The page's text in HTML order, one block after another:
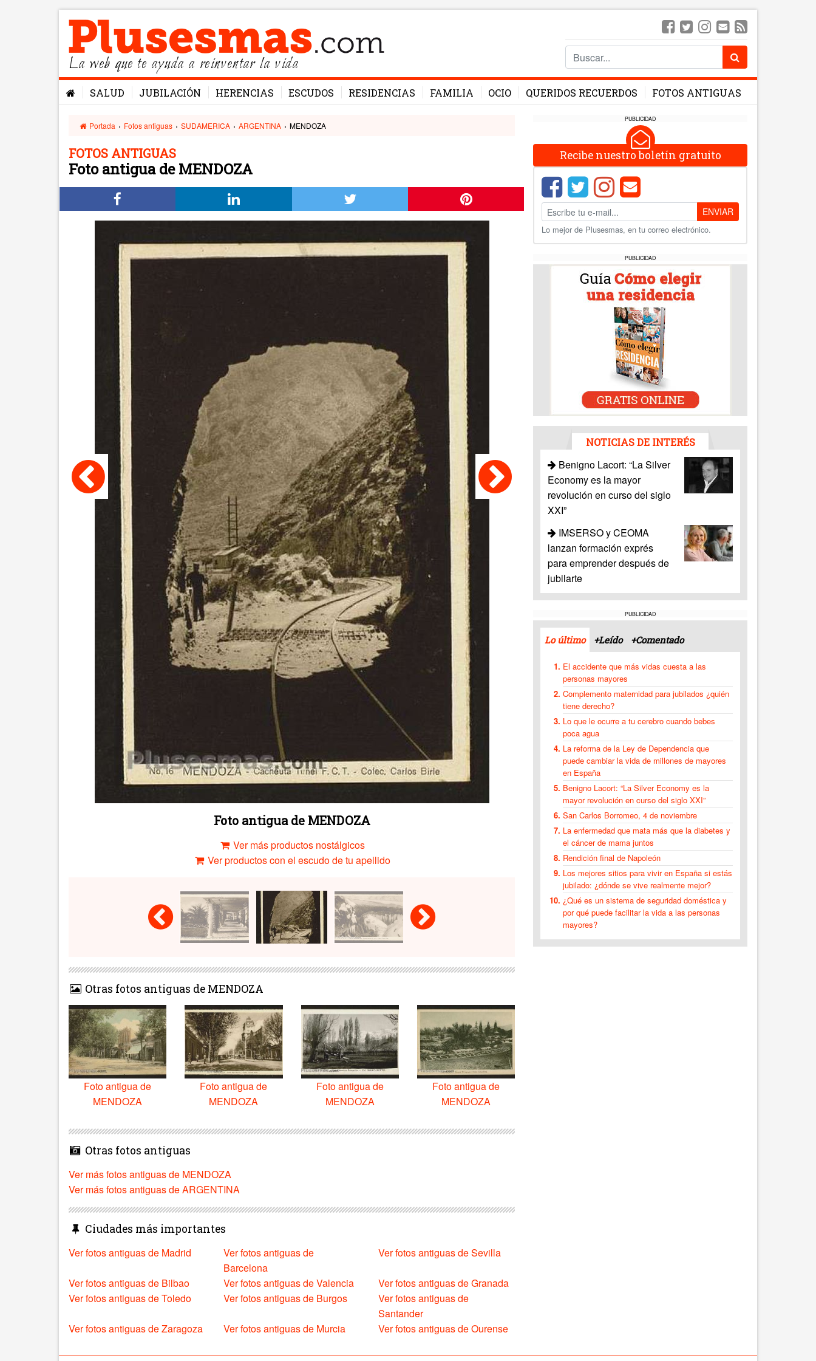
La web que te ayuda a reinventar la vida
SALUD JUBILACIÓN HERENCIAS ESCUDOS RESIDENCIAS FAMILIA OCIO QUERIDOS RECUERDOS FOTOS ANTIGUAS
Portada › Fotos antiguas › SUDAMERICA › ARGENTINA › MENDOZA
FOTOS ANTIGUAS
Foto antigua de MENDOZA
Foto antigua de MENDOZA
Ver más productos nostálgicos
Ver productos con el escudo de tu apellido
Otras fotos antiguas de MENDOZA
Foto antigua de
MENDOZA
Foto antigua de
MENDOZA
Foto antigua de
MENDOZA
Foto antigua de
MENDOZA
Otras fotos antiguas
Ver más fotos antiguas de MENDOZA
Ver más fotos antiguas de ARGENTINA
Ciudades más importantes
Ver fotos antiguas de Madrid
Ver fotos antiguas de
Barcelona
Ver fotos antiguas de Sevilla
Ver fotos antiguas de Bilbao Ver fotos antiguas de Valencia
Ver fotos antiguas de Granada
Ver fotos antiguas de Toledo
Ver fotos antiguas de Burgos
Ver fotos antiguas de
Santander
Ver fotos antiguas de Zaragoza
Ver fotos antiguas de Murcia Ver fotos antiguas de Ourense
PUBLICIDAD
Recibe nuestro boletín gratuito
ENVIAR
Lo mejor de Plusesmas, en tu correo electrónico.
PUBLICIDAD
NOTICIAS DE INTERÉS
Benigno Lacort: “La Silver
Economy es la mayor
revolución en curso del siglo
XXI”
IMSERSO y CEOMA
lanzan formación exprés
para emprender después de
jubilarte
PUBLICIDAD
Lo último +Leído +Comentado
El accidente que más vidas cuesta a las
personas mayores
Complemento maternidad para jubilados ¿quién
tiene derecho?
Lo que le ocurre a tu cerebro cuando bebes
poca agua
La reforma de la Ley de Dependencia que
puede cambiar la vida de millones de mayores
en España
Benigno Lacort: “La Silver Economy es la
mayor revolución en curso del siglo XXI”
San Carlos Borromeo, 4 de noviembre
La enfermedad que mata más que la diabetes y
el cáncer de mama juntos
Rendición final de Napoleón
Los mejores sitios para vivir en España si estás
jubilado: ¿dónde se vive realmente mejor?
¿Qué es un sistema de seguridad doméstica y
por qué puede facilitar la vida a las personas
mayores?